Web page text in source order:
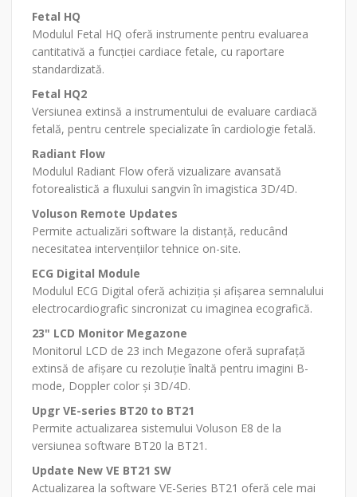
Fetal HQ
Modulul Fetal HQ oferă instrumente pentru evaluarea
cantitativă a funcției cardiace fetale, cu raportare
standardizată.
Fetal HQ2
Versiunea extinsă a instrumentului de evaluare cardiacă
fetală, pentru centrele specializate în cardiologie fetală.
Radiant Flow
Modulul Radiant Flow oferă vizualizare avansată
fotorealistică a fluxului sangvin în imagistica 3D/4D.
Voluson Remote Updates
Permite actualizări software la distanță, reducând
necesitatea intervențiilor tehnice on-site.
ECG Digital Module
Modulul ECG Digital oferă achiziția și afișarea semnalului
electrocardiografic sincronizat cu imaginea ecografică.
23" LCD Monitor Megazone
Monitorul LCD de 23 inch Megazone oferă suprafață
extinsă de afișare cu rezoluție înaltă pentru imagini B-
mode, Doppler color și 3D/4D.
Upgr VE-series BT20 to BT21
Permite actualizarea sistemului Voluson E8 de la
versiunea software BT20 la BT21.
Update New VE BT21 SW
Actualizarea la software VE-Series BT21 oferă cele mai